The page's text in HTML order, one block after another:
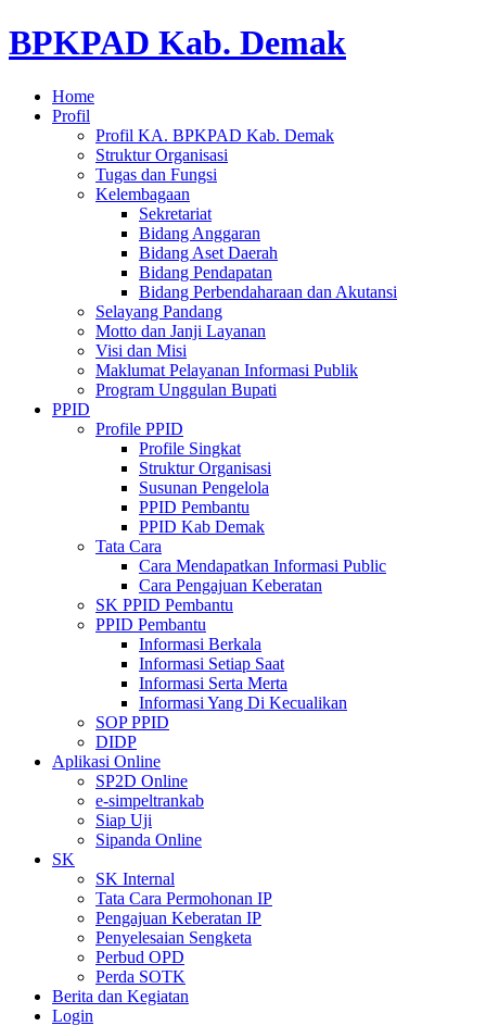
BPKPAD Kab. Demak
Home
Profil
Profil KA. BPKPAD Kab. Demak
Struktur Organisasi
Tugas dan Fungsi
Kelembagaan
Sekretariat
Bidang Anggaran
Bidang Aset Daerah
Bidang Pendapatan
Bidang Perbendaharaan dan Akutansi
Selayang Pandang
Motto dan Janji Layanan
Visi dan Misi
Maklumat Pelayanan Informasi Publik
Program Unggulan Bupati
PPID
Profile PPID
Profile Singkat
Struktur Organisasi
Susunan Pengelola
PPID Pembantu
PPID Kab Demak
Tata Cara
Cara Mendapatkan Informasi Public
Cara Pengajuan Keberatan
SK PPID Pembantu
PPID Pembantu
Informasi Berkala
Informasi Setiap Saat
Informasi Serta Merta
Informasi Yang Di Kecualikan
SOP PPID
DIDP
Aplikasi Online
SP2D Online
e-simpeltrankab
Siap Uji
Sipanda Online
SK
SK Internal
Tata Cara Permohonan IP
Pengajuan Keberatan IP
Penyelesaian Sengketa
Perbud OPD
Perda SOTK
Berita dan Kegiatan
Login